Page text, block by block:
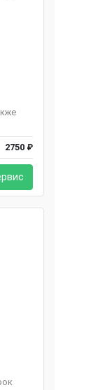
2750 ₽